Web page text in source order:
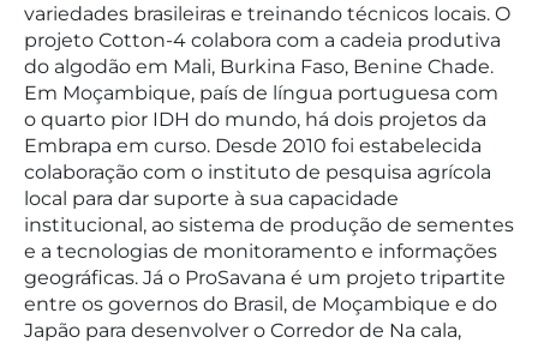
variedades brasileiras e treinando técnicos locais. O
projeto Cotton-4 colabora com a cadeia produtiva
do algodão em Mali, Burkina Faso, Benine Chade.
Em Moçambique, país de língua portuguesa com
o quarto pior IDH do mundo, há dois projetos da
Embrapa em curso. Desde 2010 foi estabelecida
colaboração com o instituto de pesquisa agrícola
local para dar suporte à sua capacidade
institucional, ao sistema de produção de sementes
e a tecnologias de monitoramento e informações
geográficas. Já o ProSavana é um projeto tripartite
entre os governos do Brasil, de Moçambique e do
Japão para desenvolver o Corredor de Na cala,